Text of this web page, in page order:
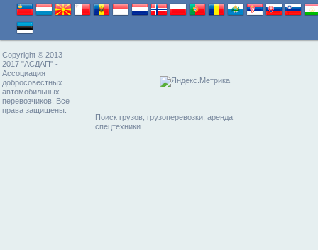
Copyright © 2013 -
2017 "АСДАП" -
Ассоциация
добросовестных
автомобильных
перевозчиков. Все
права защищены.
Поиск грузов, грузоперевозки, аренда
спецтехники.